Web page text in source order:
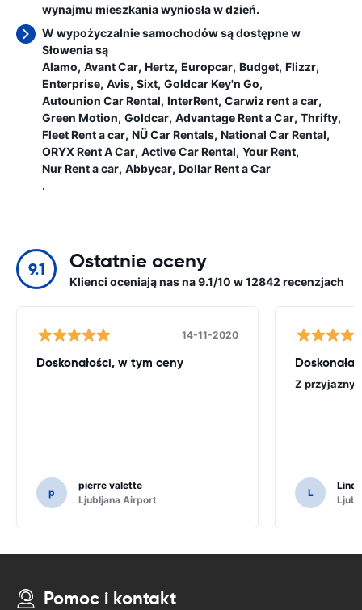
wynajmu mieszkania wyniosław dzień.
W wypożyczalnie samochodów są dostępne w
Słowenia są
Alamo Avant Car Hertz Europcar Budget Flizzr
Enterprise Avis Sixt Goldcar Key'n Go
Autounion Car Rental InterRent Carwiz rent a car
Green Motion Goldcar Advantage Rent a Car Thrifty
Fleet Rent a car NÜ Car Rentals National Car Rental
ORYX Rent A Car Active Car Rental Your Rent
Nur Rent a car Abbycar Dollar Rent a Car
.
9.1 Ostatnie oceny
Klienci oceniają nas na 9.1/10 w 12842 recenzjach
14-11-2020
Doskonałości, w tym ceny
p
pierre valette
Ljubljana Airport
Doskonała
Z przyjazny
L
Pomoc i kontakt